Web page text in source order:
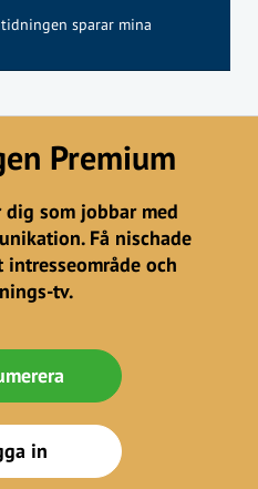
sparar mina
Premium
som jobbar med
Få nischade
och
tv.
in